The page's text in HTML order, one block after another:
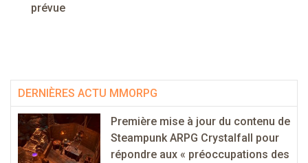
prévue
DERNIÈRES ACTU MMORPG
Première mise à jour du contenu de
Steampunk ARPG Crystalfall pour
répondre aux « préoccupations des